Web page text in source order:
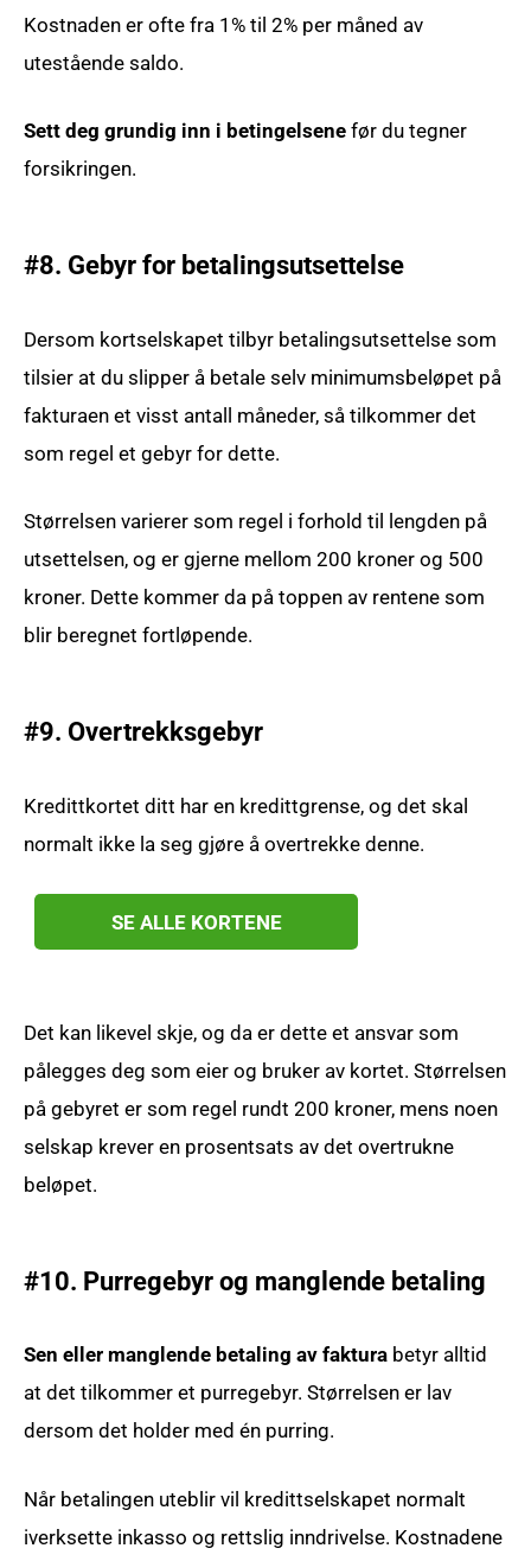
Kostnaden er ofte fra 1% til 2% per måned av
utestående saldo.
Sett deg grundig inn i betingelsene før du tegner
forsikringen.
#8. Gebyr for betalingsutsettelse
Dersom kortselskapet tilbyr betalingsutsettelse som
tilsier at du slipper å betale selv minimumsbeløpet på
fakturaen et visst antall måneder, så tilkommer det
som regel et gebyr for dette.
Størrelsen varierer som regel i forhold til lengden på
utsettelsen, og er gjerne mellom 200 kroner og 500
kroner. Dette kommer da på toppen av rentene som
blir beregnet fortløpende.
#9. Overtrekksgebyr
Kredittkortet ditt har en kredittgrense, og det skal
normalt ikke la seg gjøre å overtrekke denne.
SE ALLE KORTENE
Det kan likevel skje, og da er dette et ansvar som
pålegges deg som eier og bruker av kortet. Størrelsen
på gebyret er som regel rundt 200 kroner, mens noen
selskap krever en prosentsats av det overtrukne
beløpet.
#10. Purregebyr og manglende betaling
Sen eller manglende betaling av faktura betyr alltid
at det tilkommer et purregebyr. Størrelsen er lav
dersom det holder med én purring.
Når betalingen uteblir vil kredittselskapet normalt
iverksette inkasso og rettslig inndrivelse. Kostnadene